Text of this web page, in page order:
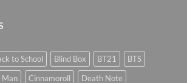
to School Blind Box BT21
BTS
Man Cinnamoroll
Death Note